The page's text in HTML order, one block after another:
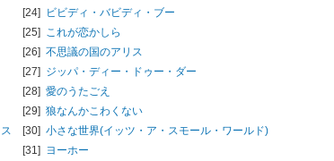
[24] ビビディ・バビディ・ブー
[25] これが恋かしら
[26] 不思議の国のアリス
[27] ジッパ・ディー・ドゥー・ダー
[28] 愛のうたごえ
[29] 狼なんかこわくない
[30] 小さな世界(イッツ・ア・スモール・ワールド)
[31] ヨーホー